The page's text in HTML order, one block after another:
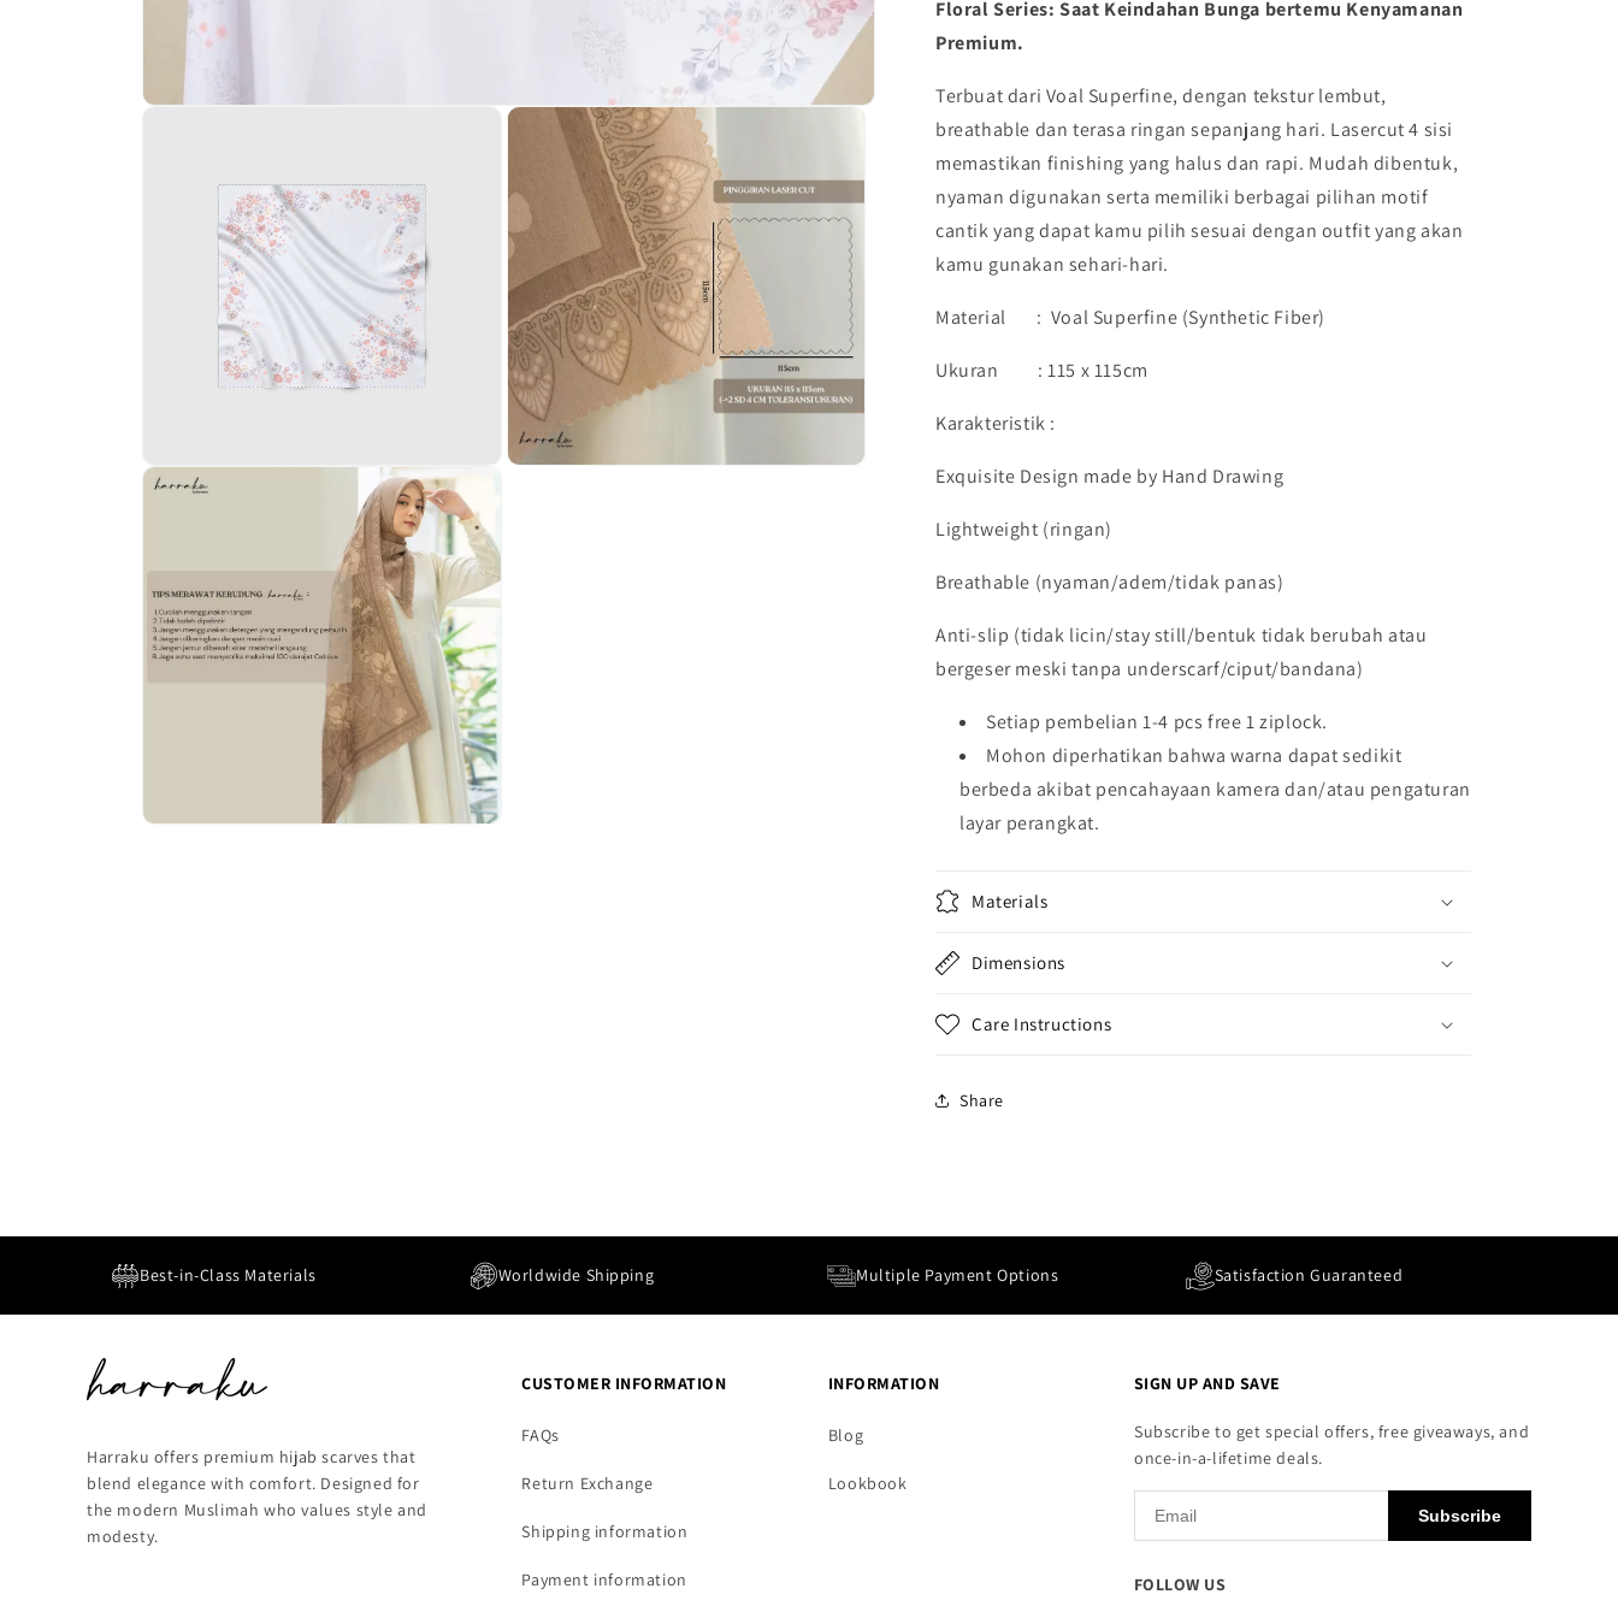
VIONA
|
VIONA
Floral Series: Saat Keindahan Bunga bertemu Kenyamanan
Premium.
Terbuat dari Voal Superfine, dengan tekstur lembut,
breathable dan terasa ringan sepanjang hari. Lasercut 4 sisi
memastikan finishing yang halus dan rapi. Mudah dibentuk,
nyaman digunakan serta memiliki berbagai pilihan motif
cantik yang dapat kamu pilih sesuai dengan outfit yang akan
kamu gunakan sehari-hari.
Material : Voal Superfine (Synthetic Fiber)
Ukuran : 115 x 115cm
Karakteristik :
Exquisite Design made by Hand Drawing
Lightweight (ringan)
Breathable (nyaman/adem/tidak panas)
Anti-slip (tidak licin/stay still/bentuk tidak berubah atau
bergeser meski tanpa underscarf/ciput/bandana)
Setiap pembelian 1-4 pcs free 1 ziplock.
Mohon diperhatikan bahwa warna dapat sedikit
berbeda akibat pencahayaan kamera dan/atau pengaturan
layar perangkat.
Materials
Dimensions
Care Instructions
Share
Best-in-Class Materials Worldwide Shipping Multiple Payment Options Satisfaction Guaranteed
Harraku offers premium hijab scarves that
blend elegance with comfort. Designed for
the modern Muslimah who values style and
modesty.
CUSTOMER INFORMATION
FAQs
Return Exchange
Shipping information
Payment information
INFORMATION
Blog
Lookbook
SIGN UP AND SAVE
Subscribe to get special offers, free giveaways, and
once-in-a-lifetime deals.
Subscribe
FOLLOW US